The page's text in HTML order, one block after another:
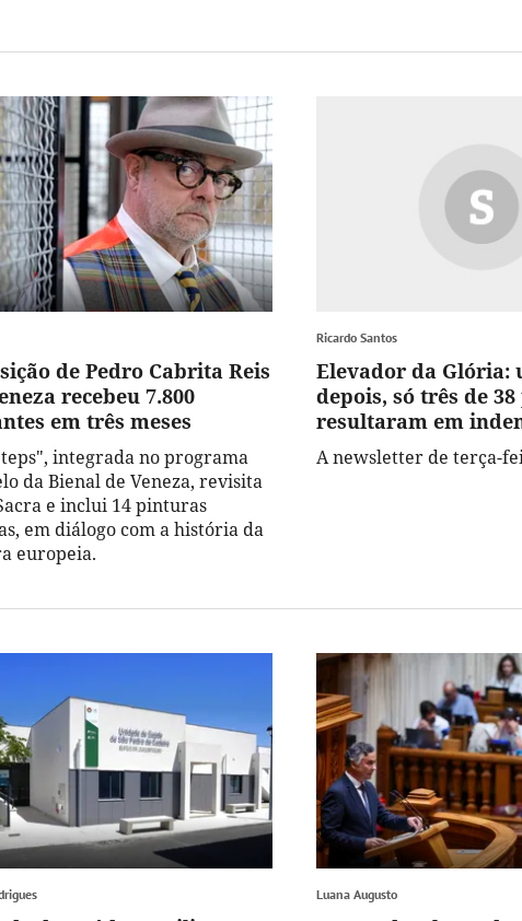
de Pedro Cabrita Reis
recebeu 7.800
em três meses
integrada no programa
da Bienal de Veneza, revisita
e inclui 14 pinturas
em diálogo com a história da
europeia.
Ricardo Santos
Elevador da Glória:
depois, só três de 38
resultaram em
A newsletter de terça-
Luana Augusto